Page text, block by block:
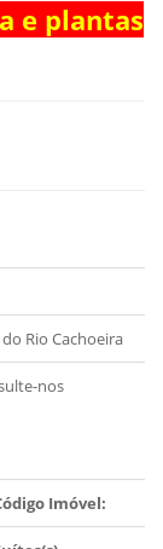
e plantas
Rio Cachoeira
nos
Imóvel: